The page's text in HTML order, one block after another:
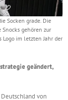
Socken grade. Die
gehören zur
Logo im letzten Jahr der
geändert,
von